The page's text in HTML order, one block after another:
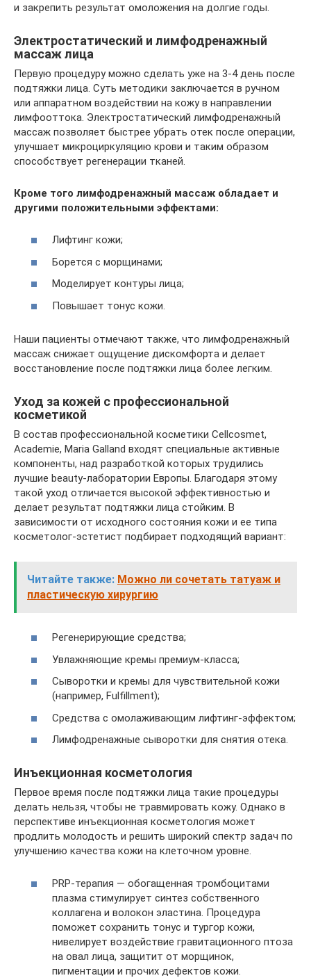
и закрепить результат омоложения на долгие годы.
Электростатический и лимфодренажный
массаж лица
Первую процедуру можно сделать уже на 3-4 день после
подтяжки лица. Суть методики заключается в ручном
или аппаратном воздействии на кожу в направлении
лимфооттока. Электростатический лимфодренажный
массаж позволяет быстрее убрать отек после операции,
улучшает микроциркуляцию крови и таким образом
способствует регенерации тканей.
Кроме того лимфодренажный массаж обладает и
другими положительными эффектами:
Лифтинг кожи;
Борется с морщинами;
Моделирует контуры лица;
Повышает тонус кожи.
Наши пациенты отмечают также, что лимфодренажный
массаж снижает ощущение дискомфорта и делает
восстановление после подтяжки лица более легким.
Уход за кожей с профессиональной
косметикой
В состав профессиональной косметики Cellcosmet,
Academie, Maria Galland входят специальные активные
компоненты, над разработкой которых трудились
лучшие beauty-лаборатории Европы. Благодаря этому
такой уход отличается высокой эффективностью и
делает результат подтяжки лица стойким. В
зависимости от исходного состояния кожи и ее типа
косметолог-эстетист подбирает подходящий вариант:
Читайте также: Можно ли сочетать татуаж и
пластическую хирургию
Регенерирующие средства;
Увлажняющие кремы премиум-класса;
Сыворотки и кремы для чувствительной кожи
(например, Fulfillment);
Средства с омолаживающим лифтинг-эффектом;
Лимфодренажные сыворотки для снятия отека.
Инъекционная косметология
Первое время после подтяжки лица такие процедуры
делать нельзя, чтобы не травмировать кожу. Однако в
перспективе инъекционная косметология может
продлить молодость и решить широкий спектр задач по
улучшению качества кожи на клеточном уровне.
PRP-терапия — обогащенная тромбоцитами
плазма стимулирует синтез собственного
коллагена и волокон эластина. Процедура
поможет сохранить тонус и тургор кожи,
нивелирует воздействие гравитационного птоза
на овал лица, защитит от морщинок,
пигментации и прочих дефектов кожи.